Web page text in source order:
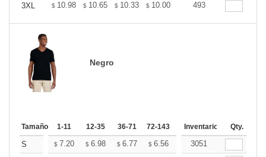
3XL
$ 10.98 $ 10.65 $ 10.33 $ 10.00 9.67
493
Negro
Tamaño 1-11 12-35 36-71 72-143 144-287 288 + Mas
Inventario Qty.
S $ 7.20 $ 6.98 $ 6.77 $ 6.56 6.34
3051